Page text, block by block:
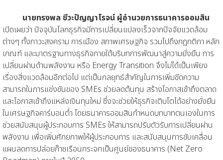
นายทรงพล ชีวะปัญญาโรจน์ ผู้อำนวยการธนาคารออมสิน
เปิดเผยว่า ปัจจุบันโลกธุรกิจมีการเปลี่ยนแปลงเร็วจากปัจจัยแวดล้อม
ต่างๆ ทั้งภาวะสงคราม การเมือง สภาพเศรษฐกิจ รวมไปถึงกฎกติกา หลัก
เกณฑ์ และมาตรฐานทางธุรกิจภายใต้บริบทการพัฒนาสู่ความยั่งยืน การ
เปลี่ยนผ่านด้านพลังงาน หรือ Energy Transition จึงไม่ได้เป็นเพียง
เรื่องสิ่งแวดล้อมอีกต่อไป แต่เป็นกลยุทธ์สำคัญในการเพิ่มขีดความ
สามารถในการแข่งขันของ SMEs ช่วยลดต้นทุน สร้างโอกาสเข้าถึงตลาด
และโอกาสเข้าถึงแหล่งเงินทุนใหม่ ซึ่งจะช่วยให้ธุรกิจเติบโตได้อย่างยั่งยืน
ในเศรษฐกิจคาร์บอนต่ำ โดยธนาคารออมสินกำหนดบทบาทตนเองในการ
ช่วยสนับสนุนผู้ประกอบการ SMEs ให้สามารถปรับตัวรับการเปลี่ยนผ่าน
พลังงาน เพื่อเพิ่มศักยภาพให้ผู้ประกอบการ และสนับสนุนการขับเคลื่อน
แผนลดการปล่อยก๊าซเรือนกระจกเป็นศูนย์ของธนาคาร (Net Zero